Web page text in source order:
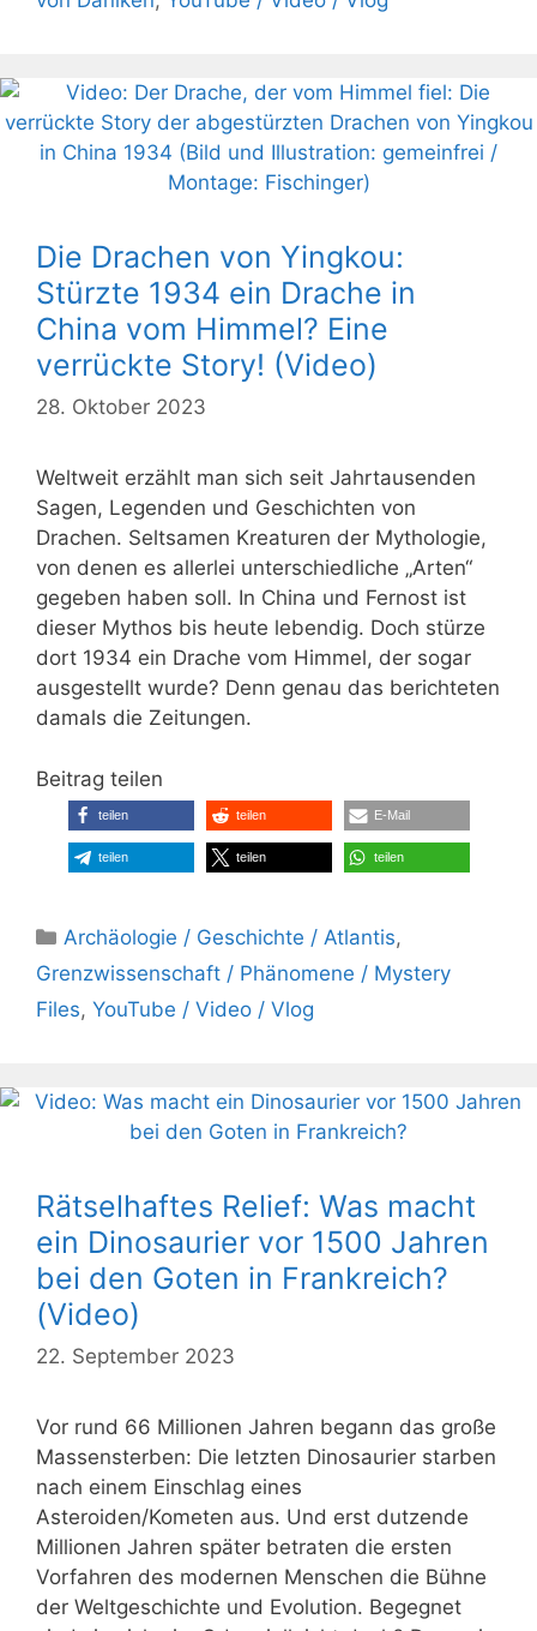
Die Drachen von Yingkou:
Stürzte 1934 ein Drache in
China vom Himmel? Eine
verrückte Story! (Video)
28. Oktober 2023
Weltweit erzählt man sich seit Jahrtausenden
Sagen, Legenden und Geschichten von
Drachen. Seltsamen Kreaturen der Mythologie,
von denen es allerlei unterschiedliche „Arten“
gegeben haben soll. In China und Fernost ist
dieser Mythos bis heute lebendig. Doch stürze
dort 1934 ein Drache vom Himmel, der sogar
ausgestellt wurde? Denn genau das berichteten
damals die Zeitungen.
Beitrag teilen
teilen teilen E-Mail
teilen teilen teilen
Kategorien
Archäologie / Geschichte / Atlantis,
Grenzwissenschaft / Phänomene / Mystery
Files, YouTube / Video / Vlog
Rätselhaftes Relief: Was macht
ein Dinosaurier vor 1500 Jahren
bei den Goten in Frankreich?
(Video)
22. September 2023
Vor rund 66 Millionen Jahren begann das große
Massensterben: Die letzten Dinosaurier starben
nach einem Einschlag eines
Asteroiden/Kometen aus. Und erst dutzende
Millionen Jahren später betraten die ersten
Vorfahren des modernen Menschen die Bühne
der Weltgeschichte und Evolution. Begegnet